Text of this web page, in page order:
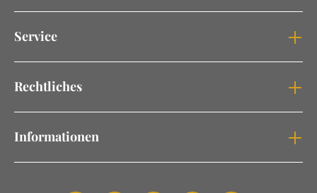
Service
Rechtliches
Informationen